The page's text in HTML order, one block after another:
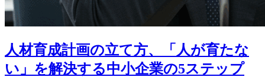
人材育成計画の立て方、「人が育たな
い」を解決する中小企業の5ステップ